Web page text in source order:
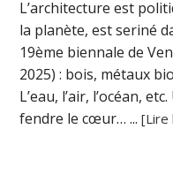
L’architecture est
la planète, est seriné
19ème biennale de
2025) : bois, métaux
L’eau, l’air, l’océan,
fendre le cœur… ...[Lire